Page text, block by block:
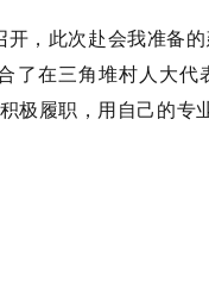
开，此次赴会我准备
了在三角堆村人大
极履职，用自己的专